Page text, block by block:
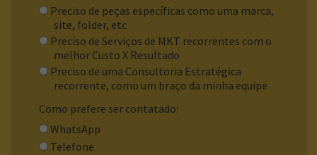
Preciso de peças específicas como uma marca,
site, folder, etc
Preciso de Serviços de MKT recorrentes com o
melhor Custo X Resultado
Preciso de uma Consultoria Estratégica
recorrente, como um braço da minha equipe
Como prefere ser contatado:
WhatsApp
Telefone